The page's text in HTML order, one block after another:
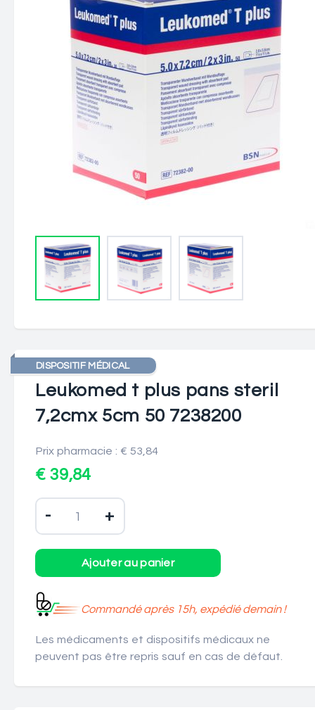
DISPOSITIF MÉDICAL
Leukomed t plus pans steril
7,2cmx 5cm 50 7238200
Prix pharmacie : € 53,84
€ 39,84
- +
Commandé après 15h, expédié demain !
Les médicaments et dispositifs médicaux ne
peuvent pas être repris sauf en cas de défaut.